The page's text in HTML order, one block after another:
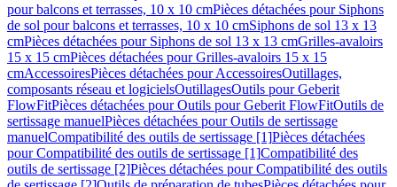
pour balcons et terrasses, 10 x 10 cmPièces détachées pour Siphons
de sol pour balcons et terrasses, 10 x 10 cmSiphons de sol 13 x 13
cmPièces détachées pour Siphons de sol 13 x 13 cmGrilles-avaloirs
15 x 15 cmPièces détachées pour Grilles-avaloirs 15 x 15
cmAccessoiresPièces détachées pour AccessoiresOutillages,
composants réseau et logicielsOutillagesOutils pour Geberit
FlowFitPièces détachées pour Outils pour Geberit FlowFitOutils de
sertissage manuelPièces détachées pour Outils de sertissage
manuelCompatibilité des outils de sertissage [1]Pièces détachées
pour Compatibilité des outils de sertissage [1]Compatibilité des
outils de sertissage [2]Pièces détachées pour Compatibilité des outils